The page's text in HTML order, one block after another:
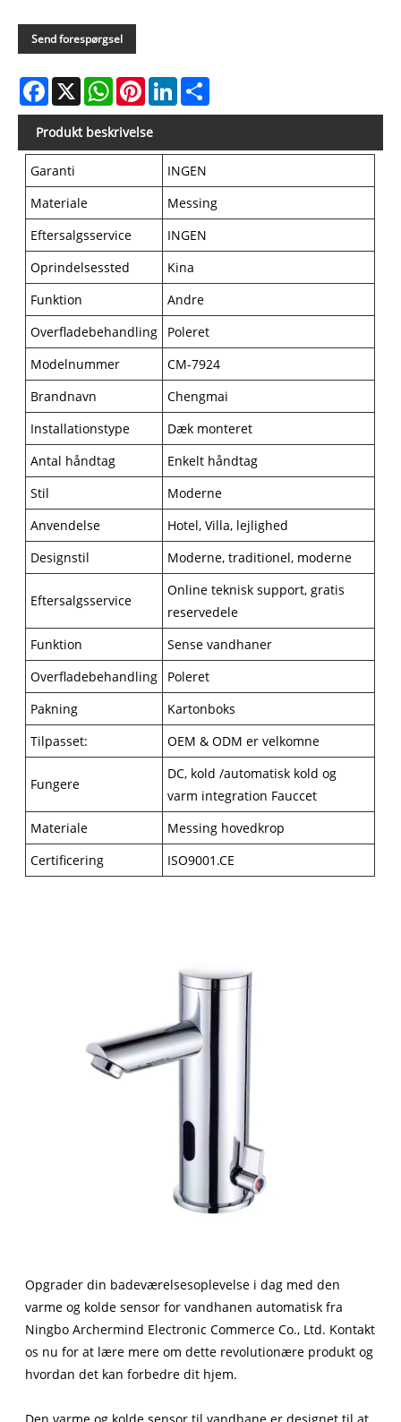
Send forespørgsel
Facebook
X WhatsAppPinterestLinkedIn
Produkt beskrivelse
Garanti
INGEN
Materiale
Messing
Eftersalgsservice
INGEN
Oprindelsessted
Kina
Funktion
Andre
Overfladebehandling
Poleret
Modelnummer
CM-7924
Brandnavn
Chengmai
Installationstype
Dæk monteret
Antal håndtag
Enkelt håndtag
Stil
Moderne
Anvendelse
Hotel, Villa, lejlighed
Designstil
Moderne, traditionel, moderne
Eftersalgsservice
Online teknisk support, gratis
reservedele
Funktion
Sense vandhaner
Overfladebehandling
Poleret
Pakning
Kartonboks
Tilpasset:
OEM & ODM er velkomne
Fungere
DC, kold /automatisk kold og
varm integration Fauccet
Materiale
Messing hovedkrop
Certificering
ISO9001.CE
Opgrader din badeværelsesoplevelse i dag med den
varme og kolde sensor for vandhanen automatisk fra
Ningbo Archermind Electronic Commerce Co., Ltd. Kontakt
os nu for at lære mere om dette revolutionære produkt og
hvordan det kan forbedre dit hjem.